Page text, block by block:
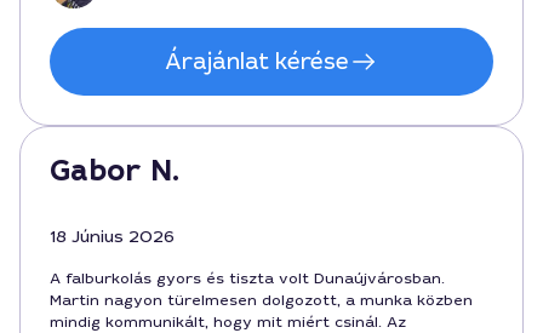
Árajánlat kérése
Gabor N.
18 Június 2026
A falburkolás gyors és tiszta volt Dunaújvárosban.
Martin nagyon türelmesen dolgozott, a munka közben
mindig kommunikált, hogy mit miért csinál. Az